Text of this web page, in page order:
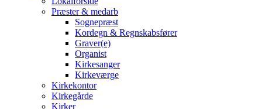
Præster & medarb
Sognepræst
Kordegn & Regnskabsfører
Graver(e)
Organist
Kirkesanger
Kirkeværge
Kirkekontor
Kirkegårde
Kirker